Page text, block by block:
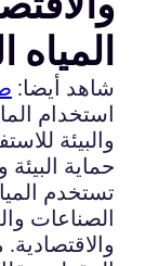
شاهد أيضا:
استخدام
والبيئة
حماية البيئة
تستخدم
الصناعات